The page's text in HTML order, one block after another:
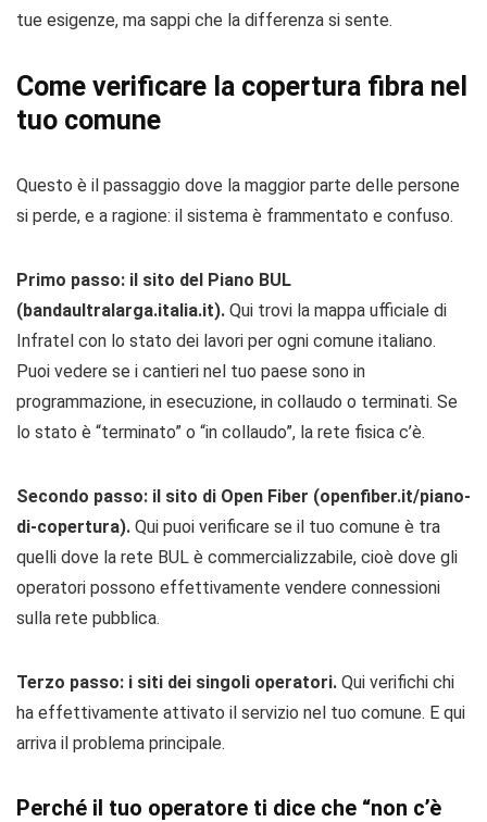
tue esigenze, ma sappi che la differenza si sente.
Come verificare la copertura fibra nel
tuo comune
Questo è il passaggio dove la maggior parte delle persone
si perde, e a ragione: il sistema è frammentato e confuso.
Primo passo: il sito del Piano BUL
(bandaultralarga.italia.it). Qui trovi la mappa ufficiale di
Infratel con lo stato dei lavori per ogni comune italiano.
Puoi vedere se i cantieri nel tuo paese sono in
programmazione, in esecuzione, in collaudo o terminati. Se
lo stato è “terminato” o “in collaudo”, la rete fisica c’è.
Secondo passo: il sito di Open Fiber (openfiber.it/piano-
di-copertura). Qui puoi verificare se il tuo comune è tra
quelli dove la rete BUL è commercializzabile, cioè dove gli
operatori possono effettivamente vendere connessioni
sulla rete pubblica.
Terzo passo: i siti dei singoli operatori. Qui verifichi chi
ha effettivamente attivato il servizio nel tuo comune. E qui
arriva il problema principale.
Perché il tuo operatore ti dice che “non c’è